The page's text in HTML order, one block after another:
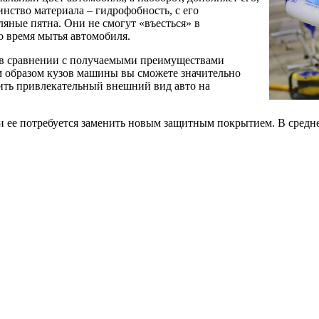
материала – гидрофобность, с его
пятна. Они не смогут «въесться» в
время мытья автомобиля.
сравнении с получаемыми преимуществами
кузов машины вы сможете значительно
привлекательный внешний вид авто на
потребуется заменить новым защитным покрытием. В